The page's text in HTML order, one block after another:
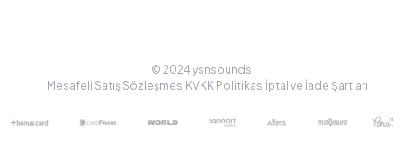
© 2024 ysnsounds
Mesafeli Satış Sözleşmesi KVKK Politikasıİptal ve İade Şartları